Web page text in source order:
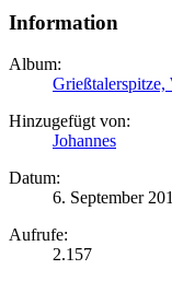
Information
Album:
Grießtalerspitze,
Hinzugefügt von:
Johannes
Datum:
6. September
Aufrufe:
2.157